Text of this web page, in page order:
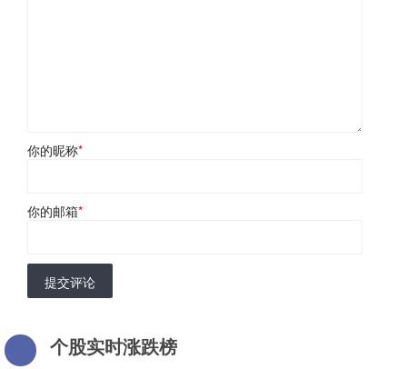
你的昵称*
你的邮箱*
提交评论
个股实时涨跌榜